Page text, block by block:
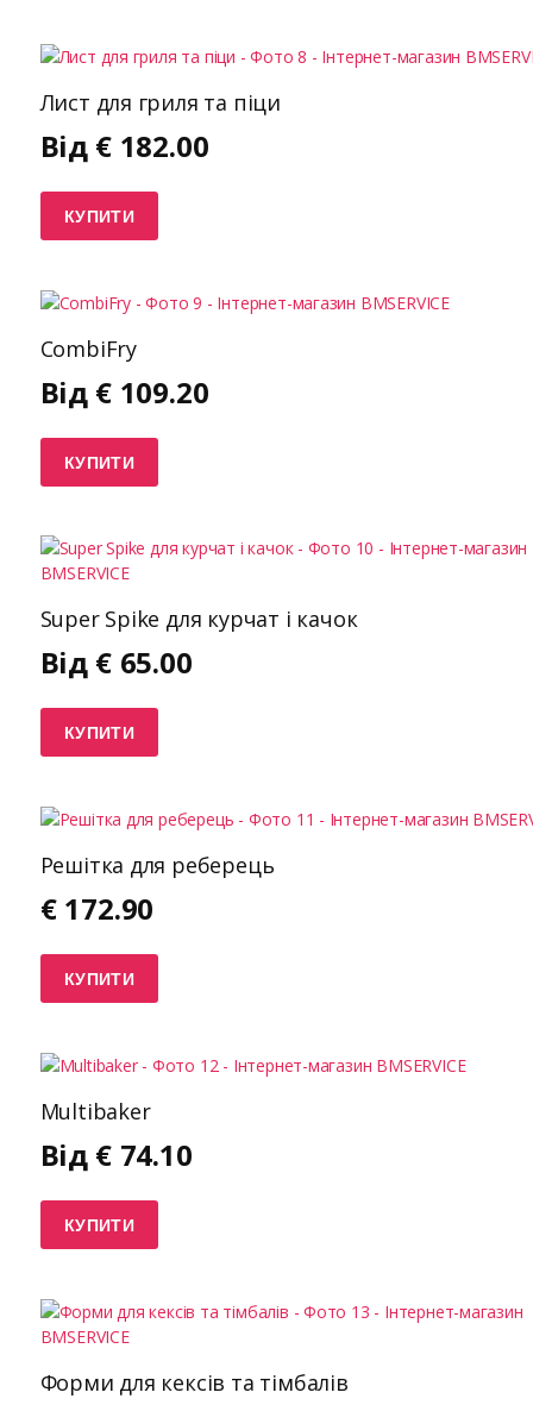
Лист для гриля та піци
Від € 182.00
КУПИТИ
CombiFry
Від € 109.20
КУПИТИ
Super Spike для курчат і качок
Від € 65.00
КУПИТИ
Решітка для реберець
€ 172.90
КУПИТИ
Multibaker
Від € 74.10
КУПИТИ
Форми для кексів та тімбалів